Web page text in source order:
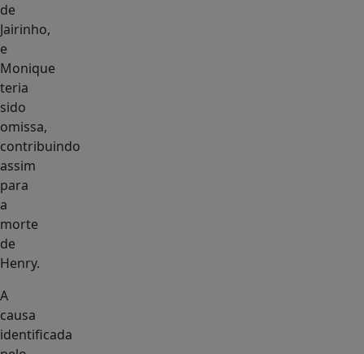
de
Jairinho,
e
Monique
teria
sido
omissa,
contribuindo
assim
para
a
morte
de
Henry.
A
causa
identificada